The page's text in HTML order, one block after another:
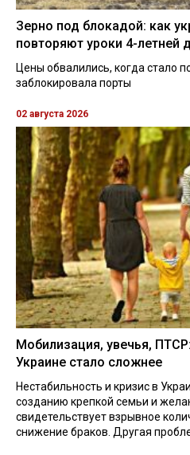
Зерно под блокадой: как
повторяют уроки 4-летней
Цены обвалились, когда стало
заблокировала порты
02 августа 2026
Мобилизация, увечья,
Украине стало сложнее
Нестабильность и кризис в
созданию крепкой семьи и
свидетельствует взрывное
снижение браков. Другая